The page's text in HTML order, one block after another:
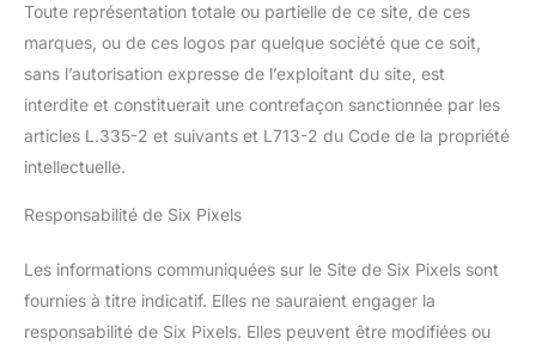
Toute représentation totale ou partielle de ce site, de ces
marques, ou de ces logos par quelque société que ce soit,
sans l’autorisation expresse de l’exploitant du site, est
interdite et constituerait une contrefaçon sanctionnée par les
articles L.335-2 et suivants et L713-2 du Code de la propriété
intellectuelle.
Responsabilité de Six Pixels
Les informations communiquées sur le Site de Six Pixels sont
fournies à titre indicatif. Elles ne sauraient engager la
responsabilité de Six Pixels. Elles peuvent être modifiées ou